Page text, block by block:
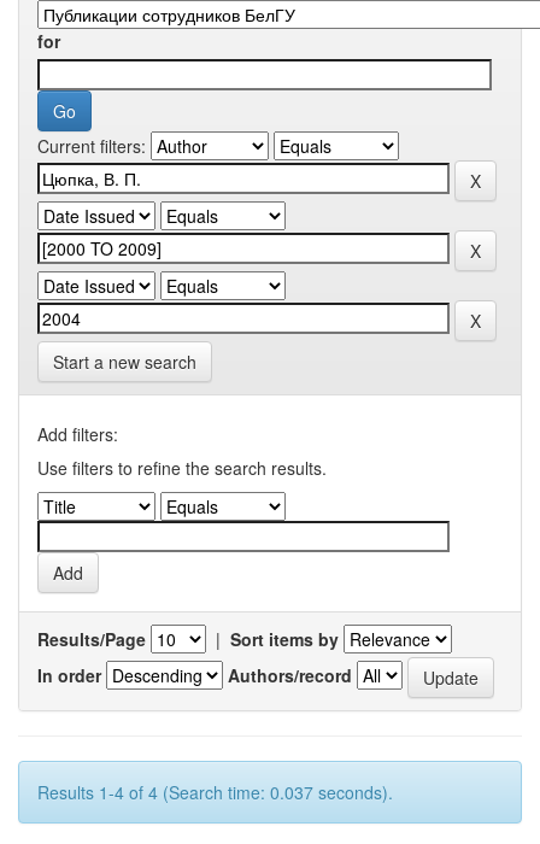
for
Current filters:
Start a new search
Add filters:
Use filters to refine the search results.
Results/Page | Sort items by
In order
Authors/record
Results 1-4 of 4 (Search time: 0.037 seconds).